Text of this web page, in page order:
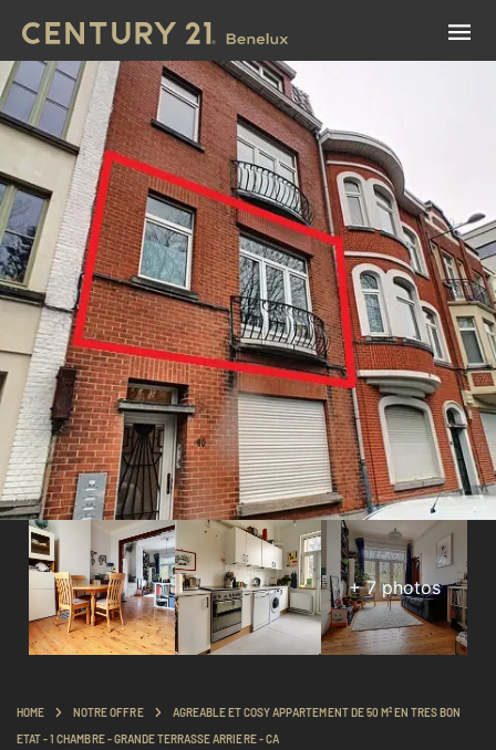
+7photos
HOME NOTRE OFFRE
AGREABLE ET COSY APPARTEMENT DE 50 M² EN TRES BON
ETAT - 1 CHAMBRE - GRANDE TERRASSE ARRIERE - CA